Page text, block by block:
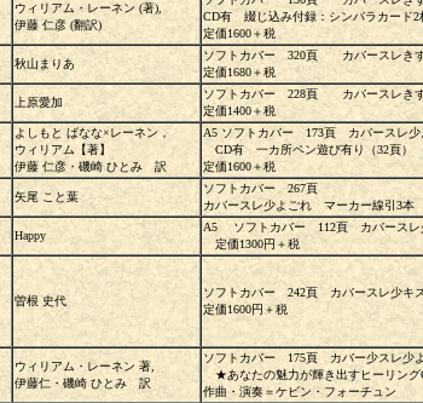
ウィリアム・レーネン (著),
伊藤 仁彦 (翻訳)
CD有 綴じ込み付録：シンバラカード
定価1600＋税
秋山まりあ
ソフトカバー 320頁 カバースレき
定価1680＋税
上原愛加
ソフトカバー 228頁 カバースレき
定価1400＋税
よしもと ばなな×レーネン，
ウィリアム【著】
伊藤 仁彦・磯崎 ひとみ 訳
A5 ソフトカバー 173頁 カバースレ少
CD有 一カ所ペン遊び有り（32頁）
定価1600＋税
矢尾 こと葉
ソフトカバー 267頁
カバースレ少よごれ マーカー線引3本
Happy
A5 ソフトカバー 112頁 カバースレ
定価1300円＋税
曽根 史代
ソフトカバー 242頁 カバースレ少キ
定価1600円＋税
ウィリアム・レーネン 著,
伊藤仁・磯崎 ひとみ 訳
ソフトカバー 175頁 カバー少スレ少
★あなたの魅力が輝き出すヒーリング
作曲・演奏＝ケビン・フォーチュン